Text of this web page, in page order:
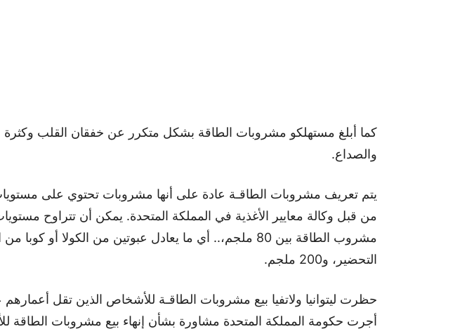
كما أبلغ مستهلكو مشروبات الطاقة بشكل متكرر عن خفقان القلب وكثرة
والصداع.
يتم تعريف مشروبات الطاقـة عادة على أنها مشروبات تحتوي على
من قبل وكالة معايير الأغذية في المملكة المتحدة. يمكن أن تتراوح
مشروب الطاقة بين 80 ملجم،.. أي ما يعادل عبوتين من الكولا أو
التحضير، و200 ملجم.
أجرت حكومة المملكة المتحدة مشاورة بشأن إنهاء بيع مشروبات الطاقة